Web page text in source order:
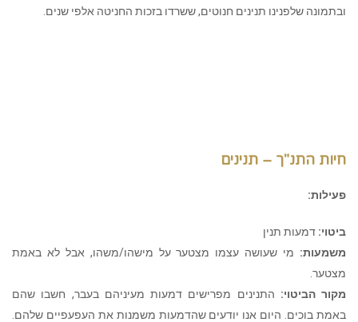
ובתמונה שלפנינו תנינים חנוטים, ששרדו בזכות החניטה אלפי שנים.
חיות התנ"ך – תנינים
פעילות:
ביטוי: דמעות תנין
משמעות: מי שעושה עצמו מצטער על מישהו/משהו, אבל לא באמת
מצטער.
מקור הביטוי: התנינים מפרישים דמעות מעיניהם בעבר, חשבו שהם
באמת בוכים. היום אנו יודעים שהדמעות משמנות את העפעפיים שלהם.